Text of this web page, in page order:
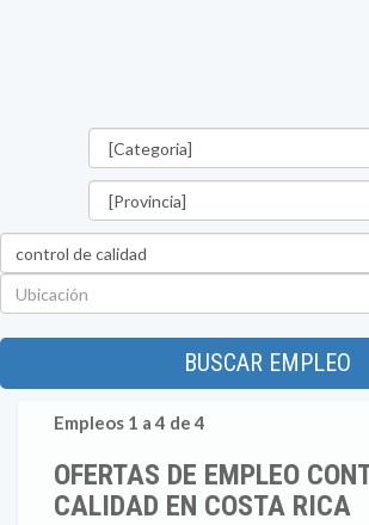
BUSCAR EMPLEO
Empleos 1 a 4 de 4
OFERTAS DE EMPLEO
CALIDAD EN COSTA RICA